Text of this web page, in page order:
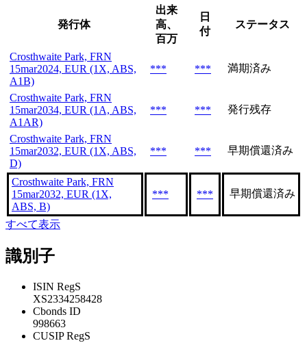
発行体
出来
高、
百万
日
付
ステータス
Crosthwaite Park, FRN
15mar2024, EUR (1X, ABS,
A1B)
*** *** 満期済み
Crosthwaite Park, FRN
15mar2034, EUR (1A, ABS,
A1AR)
*** *** 発行残存
Crosthwaite Park, FRN
15mar2032, EUR (1X, ABS,
D)
*** *** 早期償還済み
Crosthwaite Park, FRN
15mar2032, EUR (1X,
ABS, B)
*** *** 早期償還済み
すべて表示
識別子
ISIN RegS
XS2334258428
Cbonds ID
998663
CUSIP RegS